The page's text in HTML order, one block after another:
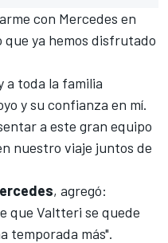
con Mercedes en
ya hemos disfrutado
a toda la familia
y su confianza en mí.
a este gran equipo
nuestro viaje juntos de
, agregó:
que Valtteri se quede
temporada más".